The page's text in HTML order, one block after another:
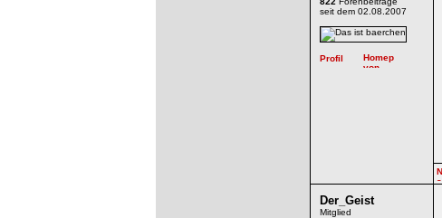
seit dem 02.08.2007
Der_Geist
Mitglied